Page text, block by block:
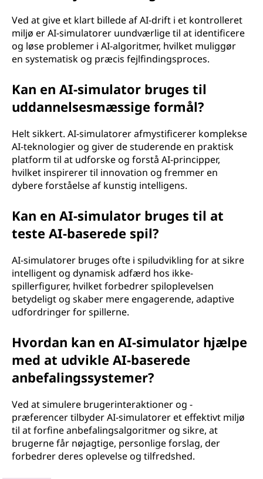
Ved at give et klart billede af AI-drift i et kontrolleret
miljø er AI-simulatorer uundværlige til at identificere
og løse problemer i AI-algoritmer, hvilket muliggør
en systematisk og præcis fejlfindingsproces.
Kan en AI-simulator bruges til
uddannelsesmæssige formål?
Helt sikkert. AI-simulatorer afmystificerer komplekse
AI-teknologier og giver de studerende en praktisk
platform til at udforske og forstå AI-principper,
hvilket inspirerer til innovation og fremmer en
dybere forståelse af kunstig intelligens.
Kan en AI-simulator bruges til at
teste AI-baserede spil?
AI-simulatorer bruges ofte i spiludvikling for at sikre
intelligent og dynamisk adfærd hos ikke-
spillerfigurer, hvilket forbedrer spiloplevelsen
betydeligt og skaber mere engagerende, adaptive
udfordringer for spillerne.
Hvordan kan en AI-simulator hjælpe
med at udvikle AI-baserede
anbefalingssystemer?
Ved at simulere brugerinteraktioner og -
præferencer tilbyder AI-simulatorer et effektivt miljø
til at forfine anbefalingsalgoritmer og sikre, at
brugerne får nøjagtige, personlige forslag, der
forbedrer deres oplevelse og tilfredshed.